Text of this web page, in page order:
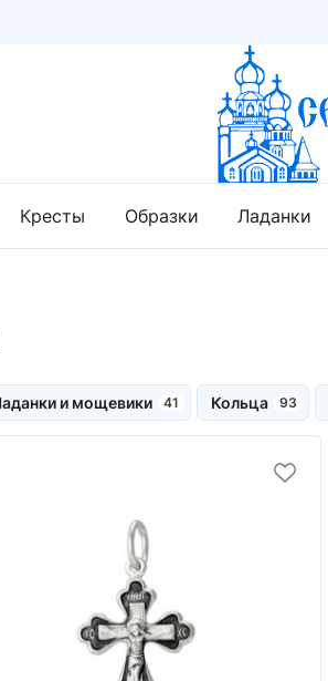
Кресты Образки Ладанки
и мощевики Кольца